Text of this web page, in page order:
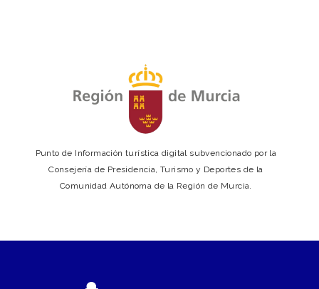
Punto de Información turística digital subvencionado por la
Consejería de Presidencia, Turismo y Deportes de la
Comunidad Autónoma de la Región de Murcia.